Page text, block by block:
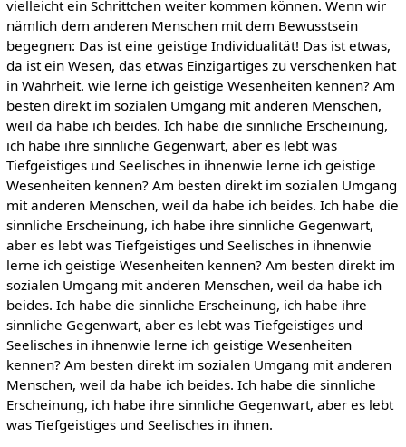
vielleicht ein Schrittchen weiter kommen können. Wenn wir
nämlich dem anderen Menschen mit dem Bewusstsein
begegnen: Das ist eine geistige Individualität! Das ist etwas,
da ist ein Wesen, das etwas Einzigartiges zu verschenken hat
in Wahrheit. wie lerne ich geistige Wesenheiten kennen? Am
besten direkt im sozialen Umgang mit anderen Menschen,
weil da habe ich beides. Ich habe die sinnliche Erscheinung,
ich habe ihre sinnliche Gegenwart, aber es lebt was
Tiefgeistiges und Seelisches in ihnenwie lerne ich geistige
Wesenheiten kennen? Am besten direkt im sozialen Umgang
mit anderen Menschen, weil da habe ich beides. Ich habe die
sinnliche Erscheinung, ich habe ihre sinnliche Gegenwart,
aber es lebt was Tiefgeistiges und Seelisches in ihnenwie
lerne ich geistige Wesenheiten kennen? Am besten direkt im
sozialen Umgang mit anderen Menschen, weil da habe ich
beides. Ich habe die sinnliche Erscheinung, ich habe ihre
sinnliche Gegenwart, aber es lebt was Tiefgeistiges und
Seelisches in ihnenwie lerne ich geistige Wesenheiten
kennen? Am besten direkt im sozialen Umgang mit anderen
Menschen, weil da habe ich beides. Ich habe die sinnliche
Erscheinung, ich habe ihre sinnliche Gegenwart, aber es lebt
was Tiefgeistiges und Seelisches in ihnen.